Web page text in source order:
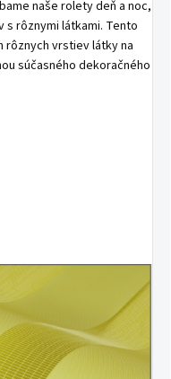
naše rolety deň a noc,
rôznymi látkami. Tento
vrstiev látky na
súčasného dekoračného